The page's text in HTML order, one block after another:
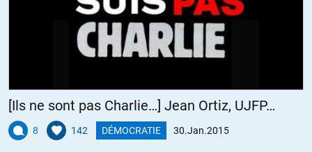
ALERTER
Finalement, je me demande si je ne vais pas déménager dans un
pays où toutes les religions sont représentées et se respectent
[Ils ne sont pas Charlie…] Jean Ortiz, UJFP…
8 142 DÉMOCRATIE 30.Jan.2015